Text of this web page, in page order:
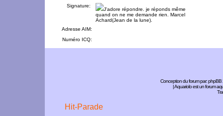
Signature:
J'adore répondre. je réponds même
quand on ne me demande rien. Marcel
Achard(Jean de la lune).
Adresse AIM:
Numéro ICQ:
Conception du forum par:phpBB
| Aquariolo est un forum